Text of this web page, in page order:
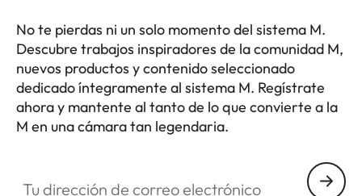
No te pierdas ni un solo momento del sistema M.
Descubre trabajos inspiradores de la comunidad M,
nuevos productos y contenido seleccionado
dedicado íntegramente al sistema M. Regístrate
ahora y mantente al tanto de lo que convierte a la
M en una cámara tan legendaria.